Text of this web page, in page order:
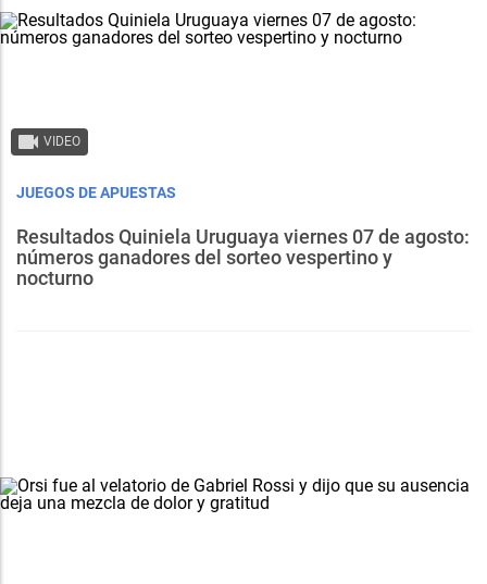
VIDEO
JUEGOS DE APUESTAS
Resultados Quiniela Uruguaya viernes 07 de agosto:
números ganadores del sorteo vespertino y
nocturno